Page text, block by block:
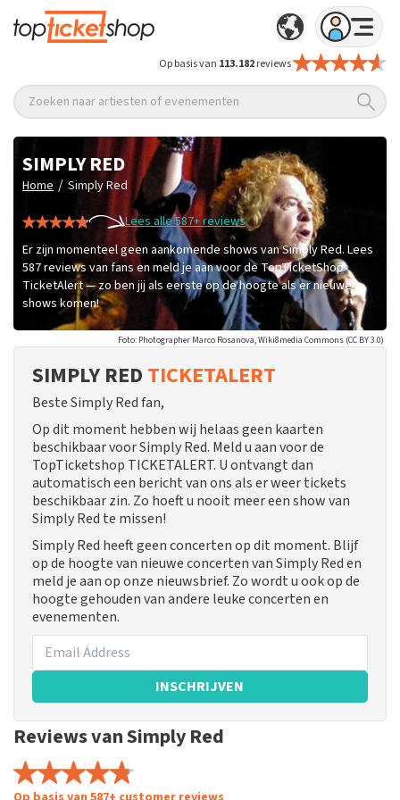
Op basis van 113.182reviews
Zoeken naar artiesten of evenementen
SIMPLY RED
Home / Simply Red
Lees alle 587+ reviews
Er zijn momenteel geen aankomende shows van Simply Red. Lees
587 reviews van fans en meld je aan voor de TopTicketShop
TicketAlert — zo ben jij als eerste op de hoogte als er nieuwe
shows komen!
Foto: Photographer Marco Rosanova, Wiki8media Commons (CC BY 3.0)
SIMPLY RED TICKETALERT
Beste Simply Red fan,
Op dit moment hebben wij helaas geen kaarten
beschikbaar voor Simply Red. Meld u aan voor de
TopTicketshop TICKETALERT. U ontvangt dan
automatisch een bericht van ons als er weer tickets
beschikbaar zin. Zo hoeft u nooit meer een show van
Simply Red te missen!
Simply Red heeft geen concerten op dit moment. Blijf
op de hoogte van nieuwe concerten van Simply Red en
meld je aan op onze nieuwsbrief. Zo wordt u ook op de
hoogte gehouden van andere leuke concerten en
evenementen.
INSCHRIJVEN
Reviews van Simply Red